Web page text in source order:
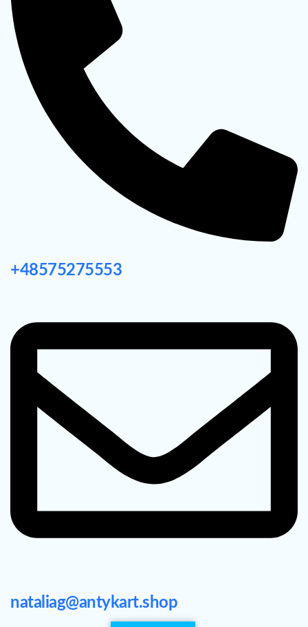
+48575275553
nataliag@antykart.shop